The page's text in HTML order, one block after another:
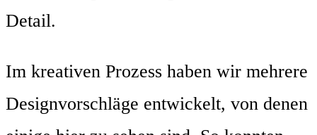
Detail.
Im kreativen Prozess haben wir mehrere
Designvorschläge entwickelt, von denen